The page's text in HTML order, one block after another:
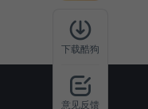
下载酷狗
意见反馈